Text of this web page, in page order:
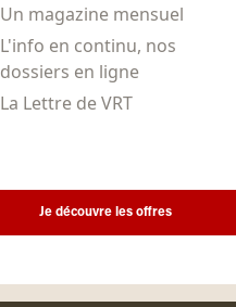
Un magazine mensuel
L'info en continu, nos
dossiers en ligne
La Lettre de VRT
Je découvre les offres